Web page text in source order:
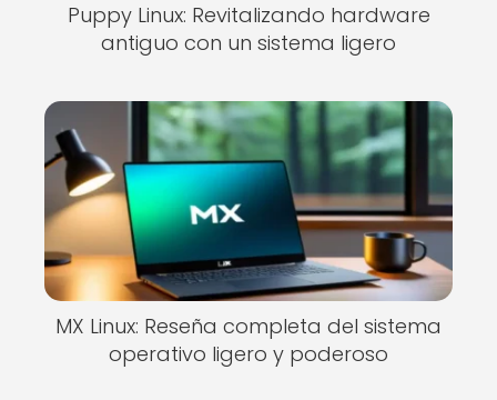
Puppy Linux: Revitalizando hardware
antiguo con un sistema ligero
MX Linux: Reseña completa del sistema
operativo ligero y poderoso